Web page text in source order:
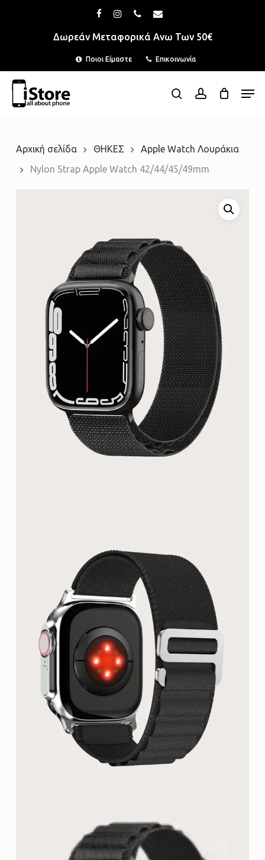
facebookinstagramphoneemail
Δωρεάν Μεταφορικά Ανω Των 50€
Ποιοι Είμαστε Επικοινωνία
searchaccount
Αρχική σελίδα ΘΗΚΕΣ
Apple Watch Λουράκια
Nylon Strap Apple Watch 42/44/45/49mm